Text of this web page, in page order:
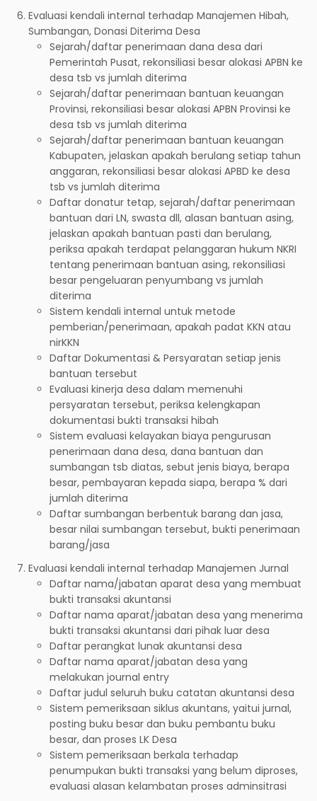
Evaluasi kendali internal terhadap Manajemen Hibah,
Sumbangan, Donasi Diterima Desa
Sejarah/daftar penerimaan dana desa dari
Pemerintah Pusat, rekonsiliasi besar alokasi APBN ke
desa tsb vs jumlah diterima
Sejarah/daftar penerimaan bantuan keuangan
Provinsi, rekonsiliasi besar alokasi APBN Provinsi ke
desa tsb vs jumlah diterima
Sejarah/daftar penerimaan bantuan keuangan
Kabupaten, jelaskan apakah berulang setiap tahun
anggaran, rekonsiliasi besar alokasi APBD ke desa
tsb vs jumlah diterima
Daftar donatur tetap, sejarah/daftar penerimaan
bantuan dari LN, swasta dll, alasan bantuan asing,
jelaskan apakah bantuan pasti dan berulang,
periksa apakah terdapat pelanggaran hukum NKRI
tentang penerimaan bantuan asing, rekonsiliasi
besar pengeluaran penyumbang vs jumlah
diterima
Sistem kendali internal untuk metode
pemberian/penerimaan, apakah padat KKN atau
nirKKN
Daftar Dokumentasi & Persyaratan setiap jenis
bantuan tersebut
Evaluasi kinerja desa dalam memenuhi
persyaratan tersebut, periksa kelengkapan
dokumentasi bukti transaksi hibah
Sistem evaluasi kelayakan biaya pengurusan
penerimaan dana desa, dana bantuan dan
sumbangan tsb diatas, sebut jenis biaya, berapa
besar, pembayaran kepada siapa, berapa % dari
jumlah diterima
Daftar sumbangan berbentuk barang dan jasa,
besar nilai sumbangan tersebut, bukti penerimaan
barang/jasa
Evaluasi kendali internal terhadap Manajemen Jurnal
Daftar nama/jabatan aparat desa yang membuat
bukti transaksi akuntansi
Daftar nama aparat/jabatan desa yang menerima
bukti transaksi akuntansi dari pihak luar desa
Daftar perangkat lunak akuntansi desa
Daftar nama aparat/jabatan desa yang
melakukan journal entry
Daftar judul seluruh buku catatan akuntansi desa
Sistem pemeriksaan siklus akuntans, yaitui jurnal,
posting buku besar dan buku pembantu buku
besar, dan proses LK Desa
Sistem pemeriksaan berkala terhadap
penumpukan bukti transaksi yang belum diproses,
evaluasi alasan kelambatan proses adminsitrasi